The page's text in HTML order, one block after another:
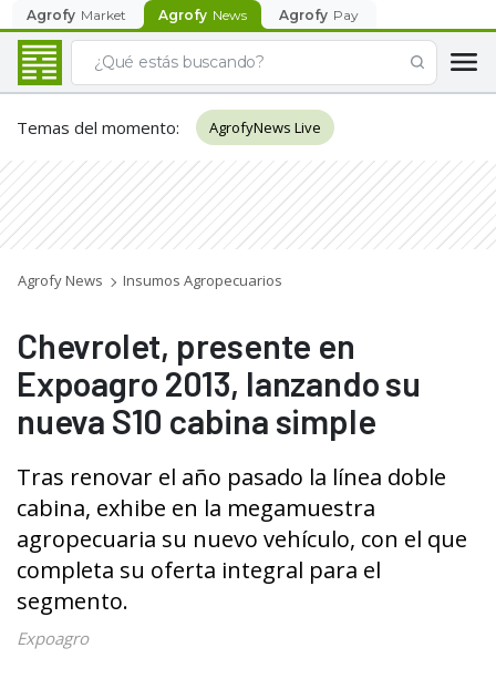
Agrofy Market Agrofy News Agrofy Pay
Temas del momento: AgrofyNews Live
Agrofy News Insumos Agropecuarios
Chevrolet, presente en
Expoagro 2013, lanzando su
nueva S10 cabina simple
Tras renovar el año pasado la línea doble
cabina, exhibe en la megamuestra
agropecuaria su nuevo vehículo, con el que
completa su oferta integral para el
segmento.
Expoagro